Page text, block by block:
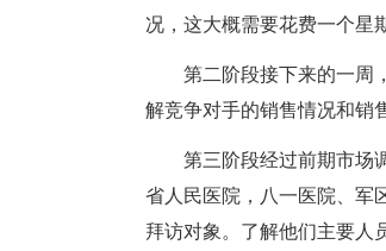
况，这大概需要花费一个星
第二阶段接下来的一周
解竞争对手的销售情况和销
第三阶段经过前期市场
省人民医院，八一医院、军
拜访对象。了解他们主要人